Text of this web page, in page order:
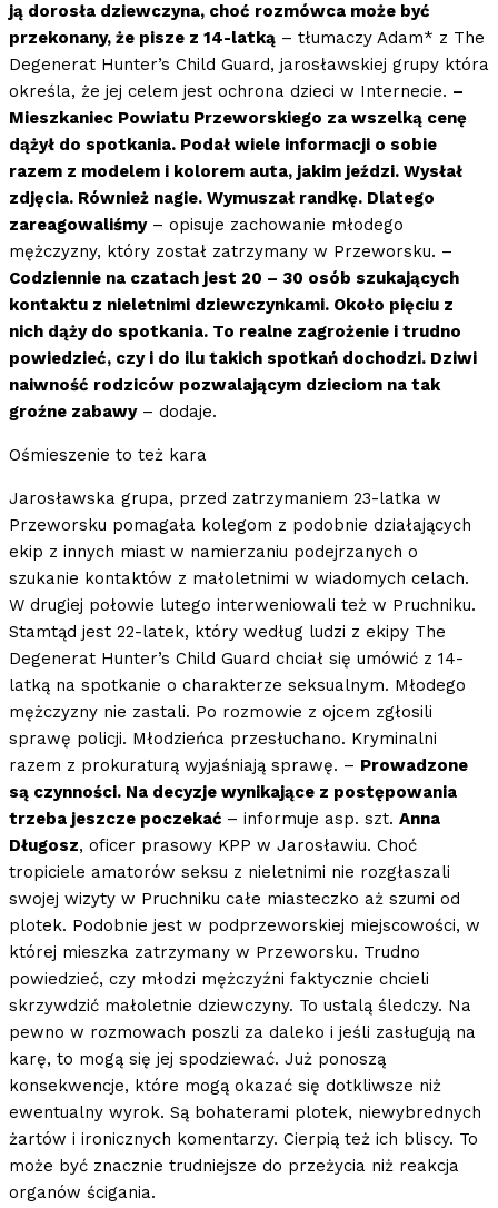
ją dorosła dziewczyna, choć rozmówca może być
przekonany, że pisze z 14-latką – tłumaczy Adam* z The
Degenerat Hunter’s Child Guard, jarosławskiej grupy która
określa, że jej celem jest ochrona dzieci w Internecie. –
Mieszkaniec Powiatu Przeworskiego za wszelką cenę
dążył do spotkania. Podał wiele informacji o sobie
razem z modelem i kolorem auta, jakim jeździ. Wysłał
zdjęcia. Również nagie. Wymuszał randkę. Dlatego
zareagowaliśmy– opisuje zachowanie młodego
mężczyzny, który został zatrzymany w Przeworsku. –
Codziennie na czatach jest 20 – 30 osób szukających
kontaktu z nieletnimi dziewczynkami. Około pięciu z
nich dąży do spotkania. To realne zagrożenie i trudno
powiedzieć, czy i do ilu takich spotkań dochodzi. Dziwi
naiwność rodziców pozwalającym dzieciom na tak
groźne zabawy– dodaje.
Ośmieszenie to też kara
Jarosławska grupa, przed zatrzymaniem 23-latka w
Przeworsku pomagała kolegom z podobnie działających
ekip z innych miast w namierzaniu podejrzanych o
szukanie kontaktów z małoletnimi w wiadomych celach.
W drugiej połowie lutego interweniowali też w Pruchniku.
Stamtąd jest 22-latek, który według ludzi z ekipy The
Degenerat Hunter’s Child Guard chciał się umówić z 14-
latką na spotkanie o charakterze seksualnym. Młodego
mężczyzny nie zastali. Po rozmowie z ojcem zgłosili
sprawę policji. Młodzieńca przesłuchano. Kryminalni
razem z prokuraturą wyjaśniają sprawę. – Prowadzone
są czynności. Na decyzje wynikające z postępowania
trzeba jeszcze poczekać – informuje asp. szt. Anna
Długosz, oficer prasowy KPP w Jarosławiu. Choć
tropiciele amatorów seksu z nieletnimi nie rozgłaszali
swojej wizyty w Pruchniku całe miasteczko aż szumi od
plotek. Podobnie jest w podprzeworskiej miejscowości, w
której mieszka zatrzymany w Przeworsku. Trudno
powiedzieć, czy młodzi mężczyźni faktycznie chcieli
skrzywdzić małoletnie dziewczyny. To ustalą śledczy. Na
pewno w rozmowach poszli za daleko i jeśli zasługują na
karę, to mogą się jej spodziewać. Już ponoszą
konsekwencje, które mogą okazać się dotkliwsze niż
ewentualny wyrok. Są bohaterami plotek, niewybrednych
żartów i ironicznych komentarzy. Cierpią też ich bliscy. To
może być znacznie trudniejsze do przeżycia niż reakcja
organów ścigania.